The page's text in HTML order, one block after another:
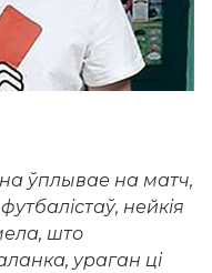
ўплывае на матч,
нейкія
што
ураган ці